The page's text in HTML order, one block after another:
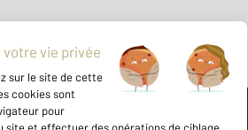
500 m ©Mappy